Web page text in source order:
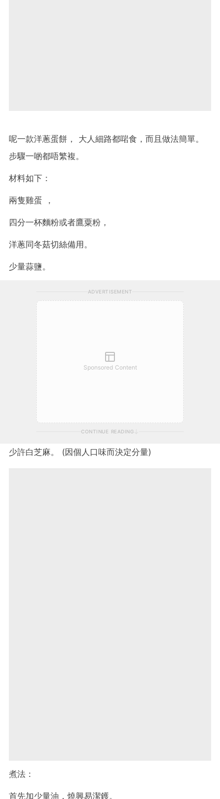
呢一款洋蔥蛋餅， 大人細路都啱食，而且做法簡單。
步驟一啲都唔繁複。
材料如下：
兩隻雞蛋 ，
四分一杯麵粉或者鷹粟粉，
洋蔥同冬菇切絲備用。
少量蒜鹽。
ADVERTISEMENT
Sponsored Content
CONTINUE READING
少許白芝麻。 (因個人口味而決定分量)
煮法：
首先加少量油，燒興易潔鑊。